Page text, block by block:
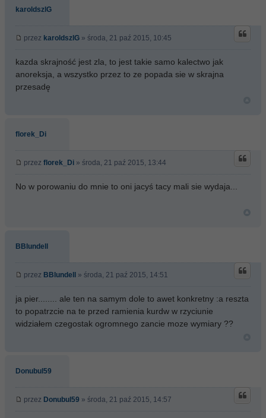
karoldszlG
przez karoldszlG » środa, 21 paź 2015, 10:45
kazda skrajność jest zla, to jest takie samo kalectwo jak
anoreksja, a wszystko przez to ze popada sie w skrajna
przesadę
florek_Di
przez florek_Di » środa, 21 paź 2015, 13:44
No w porowaniu do mnie to oni jacyś tacy mali sie wydaja...
BBlundell
przez BBlundell » środa, 21 paź 2015, 14:51
ja pier........ ale ten na samym dole to awet konkretny :a reszta
to popatrzcie na te przed ramienia kurdw w rzyciunie
widziałem czegostak ogromnego zancie moze wymiary ??
Donubul59
przez Donubul59 » środa, 21 paź 2015, 14:57